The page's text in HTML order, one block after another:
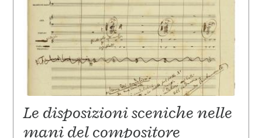
Le disposizioni sceniche nelle
mani del compositore